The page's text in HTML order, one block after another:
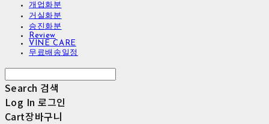
개업화분
거실화분
승진화분
Review
VINE CARE
무료배송일정
Search 검색
Log In 로그인
Cart장바구니